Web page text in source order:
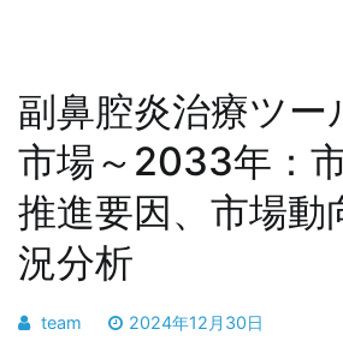
副鼻腔炎治療ツー
市場～2033年：市
推進要因、市場動
況分析
team
2024年12月30日